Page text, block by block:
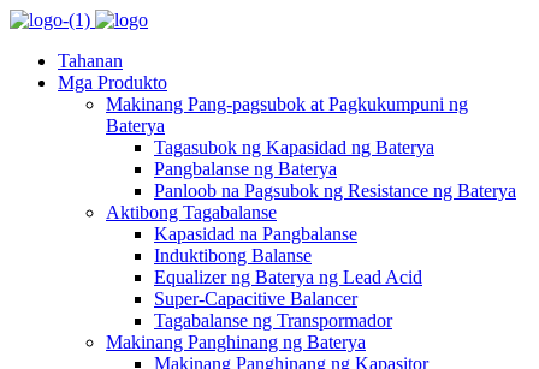
Tahanan
Mga Produkto
Makinang Pang-pagsubok at Pagkukumpuni ng
Baterya
Tagasubok ng Kapasidad ng Baterya
Pangbalanse ng Baterya
Panloob na Pagsubok ng Resistance ng Baterya
Aktibong Tagabalanse
Kapasidad na Pangbalanse
Induktibong Balanse
Equalizer ng Baterya ng Lead Acid
Super-Capacitive Balancer
Tagabalanse ng Transpormador
Makinang Panghinang ng Baterya
Makinang Panghinang ng Kapasitor